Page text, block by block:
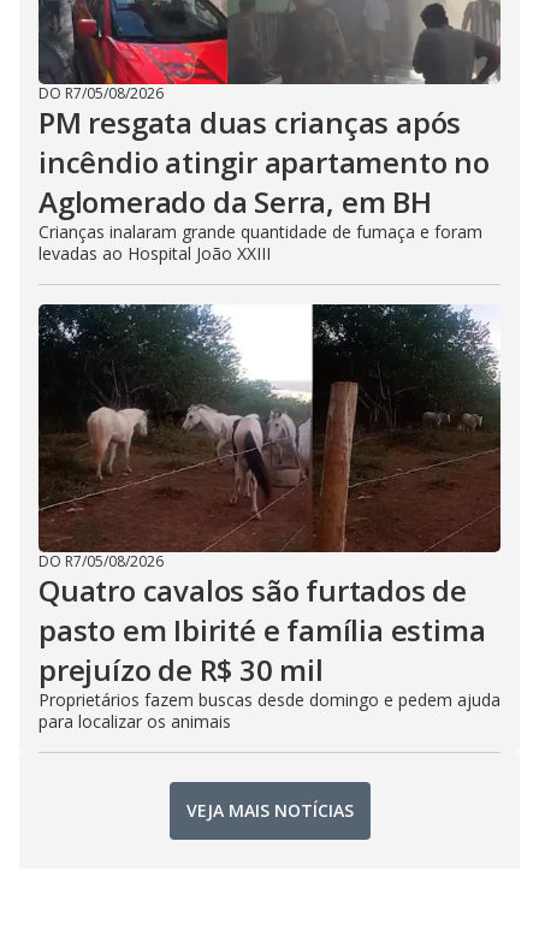
DO R7/05/08/2026
PM resgata duas crianças após
incêndio atingir apartamento no
Aglomerado da Serra, em BH
Crianças inalaram grande quantidade de fumaça e foram
levadas ao Hospital João XXIII
DO R7/05/08/2026
Quatro cavalos são furtados de
pasto em Ibirité e família estima
prejuízo de R$ 30 mil
Proprietários fazem buscas desde domingo e pedem ajuda
para localizar os animais
VEJA MAIS NOTÍCIAS